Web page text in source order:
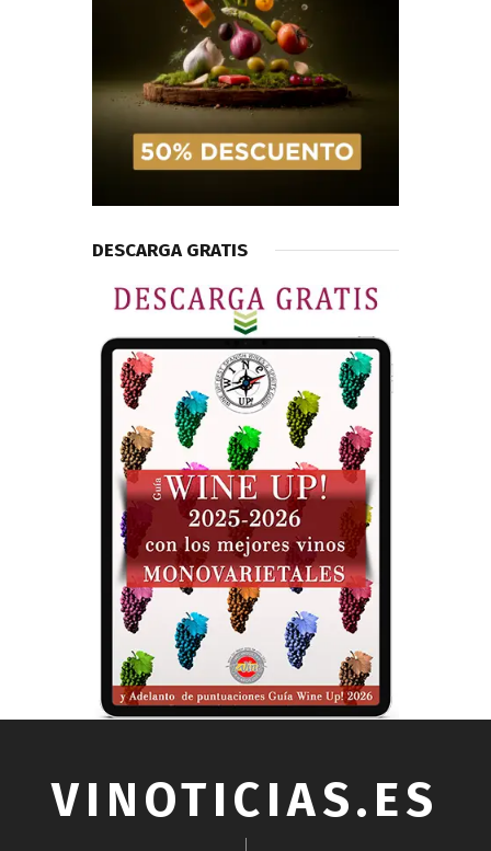
DESCARGA GRATIS
VINOTICIAS.ES